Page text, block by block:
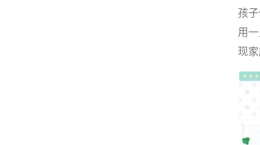
孩
用
现